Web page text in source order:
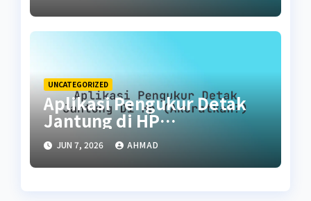
UNCATEGORIZED
Aplikasi Pengukur Detak
Jantung di HP
(Akuratkah?)
JUN 7, 2026 AHMAD